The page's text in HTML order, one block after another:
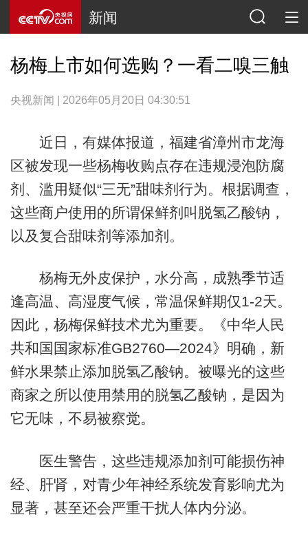
新闻
杨梅上市如何选购？一看二嗅三触
央视新闻 | 2026年05月20日 04:30:51
近日，有媒体报道，福建省漳州市龙海
区被发现一些杨梅收购点存在违规浸泡防腐
剂、滥用疑似“三无”甜味剂行为。根据调查，
这些商户使用的所谓保鲜剂叫脱氢乙酸钠，
以及复合甜味剂等添加剂。
杨梅无外皮保护，水分高，成熟季节适
逢高温、高湿度气候，常温保鲜期仅1-2天。
因此，杨梅保鲜技术尤为重要。《中华人民
共和国国家标准GB2760—2024》明确，新
鲜水果禁止添加脱氢乙酸钠。被曝光的这些
商家之所以使用禁用的脱氢乙酸钠，是因为
它无味，不易被察觉。
医生警告，这些违规添加剂可能损伤神
经、肝肾，对青少年神经系统发育影响尤为
显著，甚至还会严重干扰人体内分泌。